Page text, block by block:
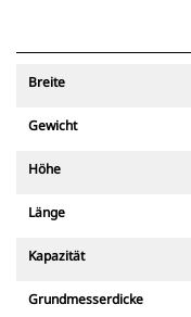
Breite
Gewicht
Höhe
Länge
Kapazität
Grundmesserdicke